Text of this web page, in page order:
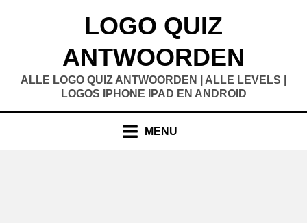
LOGO QUIZ
ANTWOORDEN
ALLE LOGO QUIZ ANTWOORDEN | ALLE LEVELS |
LOGOS IPHONE IPAD EN ANDROID
MENU